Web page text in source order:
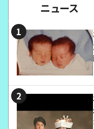
ニュース